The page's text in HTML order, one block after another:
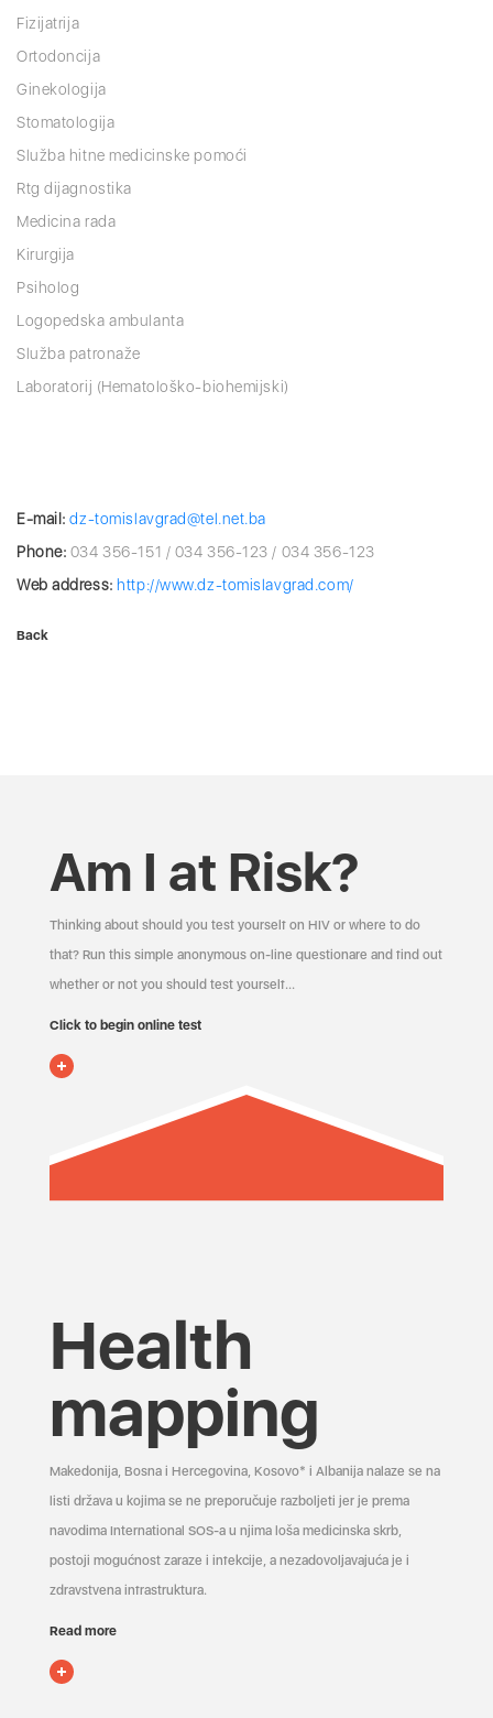
Fizijatrija
Ortodoncija
Ginekologija
Stomatologija
Služba hitne medicinske pomoći
Rtg dijagnostika
Medicina rada
Kirurgija
Psiholog
Logopedska ambulanta
Služba patronaže
Laboratorij (Hematološko-biohemijski)
E-mail: dz-tomislavgrad@tel.net.ba
Phone: 034 356-151 / 034 356-123 / 034 356-123
Web address: http://www.dz-tomislavgrad.com/
Back
Am I at Risk?
Thinking about should you test yourself on HIV or where to do
that? Run this simple anonymous on-line questionare and find out
whether or not you should test yourself…
Click to begin online test
Health
mapping
Makedonija, Bosna i Hercegovina, Kosovo* i Albanija nalaze se na
listi država u kojima se ne preporučuje razboljeti jer je prema
navodima International SOS-a u njima loša medicinska skrb,
postoji mogućnost zaraze i infekcije, a nezadovoljavajuća je i
zdravstvena infrastruktura.
Read more